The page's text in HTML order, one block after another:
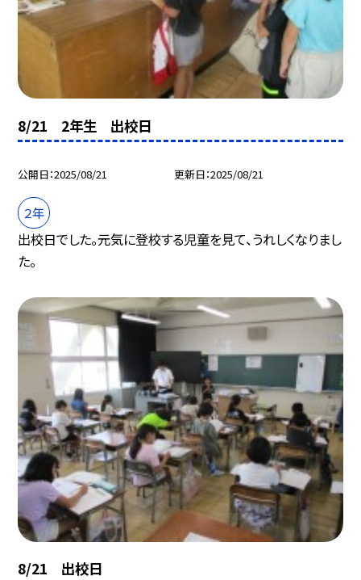
8/21 2年生 出校日
公開日 2025/08/21 更新日 2025/08/21
２年
出校日でした。元気に登校する児童を見て、うれしくなりまし
た。
8/21 出校日